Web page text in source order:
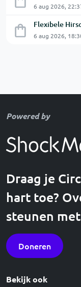
6 aug 2026,
6 aug 2026,
Powered by
Draag je
hart toe?
steunen
Doneren
Bekijk ook